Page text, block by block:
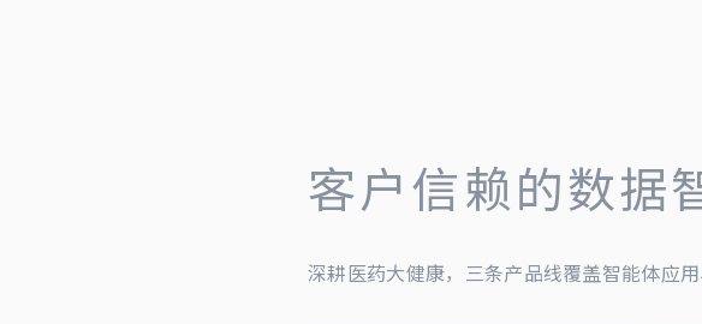
客户信赖的数据
深耕医药大健康，三条产品线覆盖智能体应